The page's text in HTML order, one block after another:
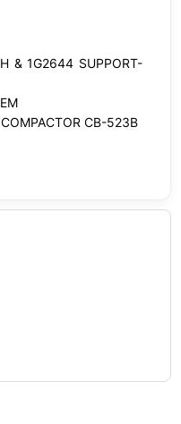
& 1G2644 SUPPORT-
CB-523B